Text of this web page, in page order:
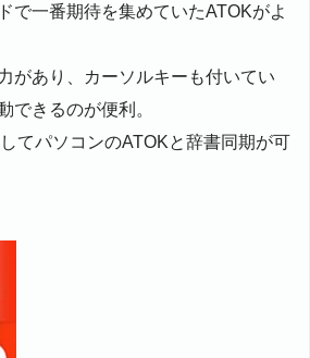
で一番期待を集めていたATOKがよ
があり、カーソルキーも付いてい
できるのが便利。
てパソコンのATOKと辞書同期が可